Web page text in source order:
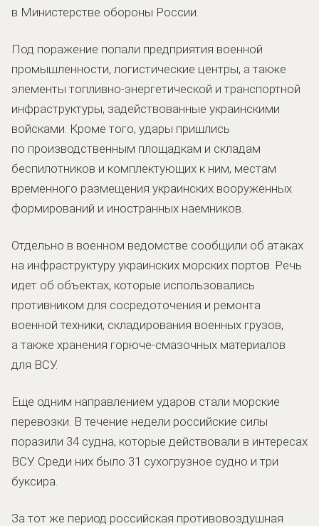
в Министерстве обороны России.
Под поражение попали предприятия военной
промышленности, логистические центры, а также
элементы топливно-энергетической и транспортной
инфраструктуры, задействованные украинскими
войсками. Кроме того, удары пришлись
по производственным площадкам и складам
беспилотников и комплектующих к ним, местам
временного размещения украинских вооруженных
формирований и иностранных наемников.
Отдельно в военном ведомстве сообщили об атаках
на инфраструктуру украинских морских портов. Речь
идет об объектах, которые использовались
противником для сосредоточения и ремонта
военной техники, складирования военных грузов,
а также хранения горюче-смазочных материалов
для ВСУ.
Еще одним направлением ударов стали морские
перевозки. В течение недели российские силы
поразили 34 судна, которые действовали в интересах
ВСУ. Среди них было 31 сухогрузное судно и три
буксира.
За тот же период российская противовоздушная